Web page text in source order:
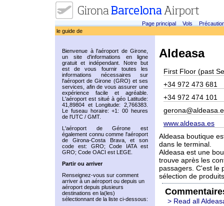
Page principal Vols
le guide de
Bienvenue à l'aéroport de Girone,
un site d'informations en ligne
gratuit et indépendant. Notre but
est de vous fournir toutes les
informations nécessaires sur
l'aéroport de Girone (GRO) et ses
services, afin de vous assurer une
expérience facile et agréable.
L'aéroport est situé à géo Latitude:
41,89804 et Longitude: 2,766383.
Le fuseau horaire: +1: 00 heures
de l'UTC / GMT.
L'aéroport de Gérone est
également connu comme l'aéroport
de Girona-Costa Brava, et son
code est: GRO; Code IATA est
GRO; Code OACI est LEGE.
Partir ou arriver
Renseignez-vous sur comment
arriver à un aéroport ou depuis un
aéroport depuis plusieurs
destinations en la(les)
sélectionnant de la liste ci-dessous:
Aldeasa
First Floor (past
+34 972 473 681
+34 972 474 101
www.aldeasa.es
Aldeasa boutique
dans le terminal.
Aldeasa est une
trouve après les
passagers. C'est le
sélection de
> Read all